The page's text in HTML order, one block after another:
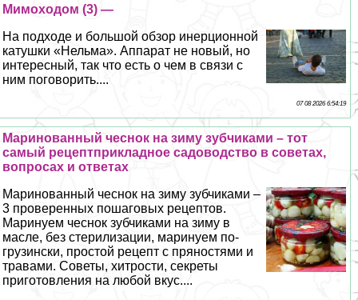
Мимоходом (3) —
На подходе и большой обзор инерционной
катушки «Нельма». Аппарат не новый, но
интересный, так что есть о чем в связи с
ним поговорить....
07 08 2026 6:54:19
Маринованный чеснок на зиму зубчиками – тот
самый рецептприкладное садоводство в советах,
вопросах и ответах
Маринованный чеснок на зиму зубчиками –
3 проверенных пошаговых рецептов.
Маринуем чеснок зубчиками на зиму в
масле, без стерилизации, маринуем по-
грузински, простой рецепт с пряностями и
травами. Советы, хитрости, секреты
приготовления на любой вкус....